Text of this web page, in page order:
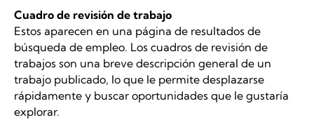
Cuadro de revisión de trabajo
Estos aparecen en una página de resultados de
búsqueda de empleo. Los cuadros de revisión de
trabajos son una breve descripción general de un
trabajo publicado, lo que le permite desplazarse
rápidamente y buscar oportunidades que le gustaría
explorar.